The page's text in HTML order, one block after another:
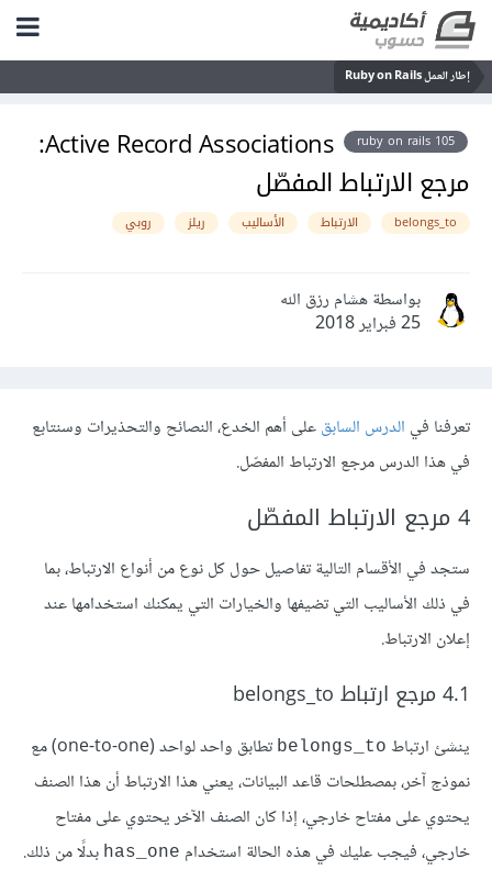
إطار العمل Ruby on Rails
ruby on rails 105
Active Record Associations:
مرجع الارتباط المفصّل
belongs_to الارتباط الأساليب ريلز روبي
بواسطة هشام رزق الله
25 فبراير 2018
تعرفنا في الدرس السابقعلى أهم الخدع، النصائح والتحذيرات وسنتابع
في هذا الدرس مرجع الارتباط المفصّل.
4 مرجع الارتباط المفصّل
ستجد في الأقسام التالية تفاصيل حول كل نوع من أنواع الارتباط، بما
في ذلك الأساليب التي تضيفها والخيارات التي يمكنك استخدامها عند
إعلان الارتباط.
4.1 مرجع ارتباط belongs_to
ينشئ ارتباط belongs_to
تطابق واحد لواحد (one-to-one) مع
نموذج آخر، بمصطلحات قاعد البيانات، يعني هذا الارتباط أن هذا الصنف
يحتوي على مفتاح خارجي، إذا كان الصنف الآخر يحتوي على مفتاح
خارجي، فيجب عليك في هذه الحالة استخدام has_one بدلًا من ذلك.